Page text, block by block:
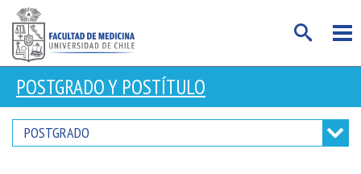
POSTGRADO Y POSTÍTULO
POSTGRADO